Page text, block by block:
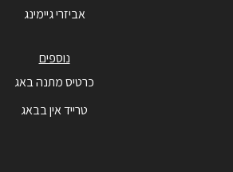
אביזרי גיימינג
נוספים
כרטיס מתנה באג
טרייד אין בבאג